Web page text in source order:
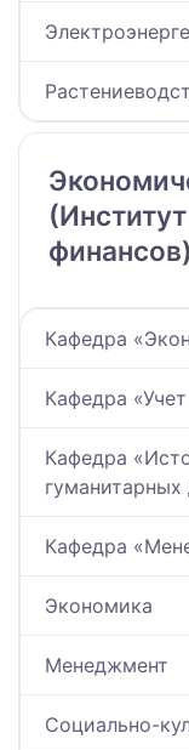
финансов)
Кафедра
Кафедра
Кафедра
гуманитарных
Кафедра
Экономика
Менеджмент
Социально-